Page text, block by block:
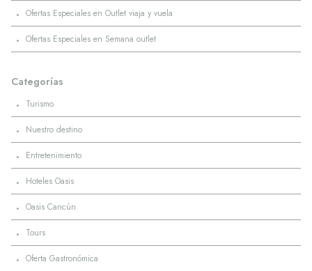
· Ofertas Especiales en Outlet viaja y vuela
· Ofertas Especiales en Semana outlet
Categorías
· Turismo
· Nuestro destino
· Entretenimiento
· Hoteles Oasis
· Oasis Cancún
· Tours
· Oferta Gastronómica